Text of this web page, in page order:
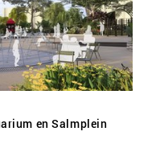
en Salmplein